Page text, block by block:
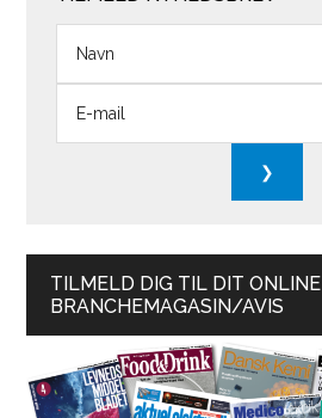
TILMELD DIG TIL DIT ONLINE
BRANCHEMAGASIN/AVIS